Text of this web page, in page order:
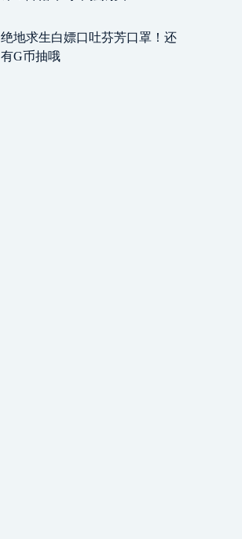
绝地求生白嫖口吐芬芳口罩！还
有G币抽哦